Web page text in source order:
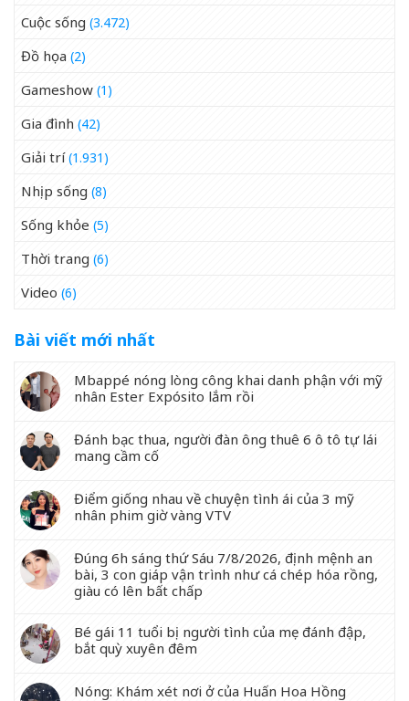
Cuộc sống (3.472)
Đồ họa (2)
Gameshow (1)
Gia đình (42)
Giải trí(1.931)
Nhịp sống (8)
Sống khỏe (5)
Thời trang (6)
Video (6)
Bài viết mới nhất
Mbappé nóng lòng công khai danh phận với mỹ
nhân Ester Expósito lắm rồi
Đánh bạc thua, người đàn ông thuê 6 ô tô tự lái
mang cầm cố
Điểm giống nhau về chuyện tình ái của 3 mỹ
nhân phim giờ vàng VTV
Đúng 6h sáng thứ Sáu 7/8/2026, định mệnh an
bài, 3 con giáp vận trình như cá chép hóa rồng,
giàu có lên bất chấp
Bé gái 11 tuổi bị người tình của mẹ đánh đập,
bắt quỳ xuyên đêm
Nóng: Khám xét nơi ở của Huấn Hoa Hồng